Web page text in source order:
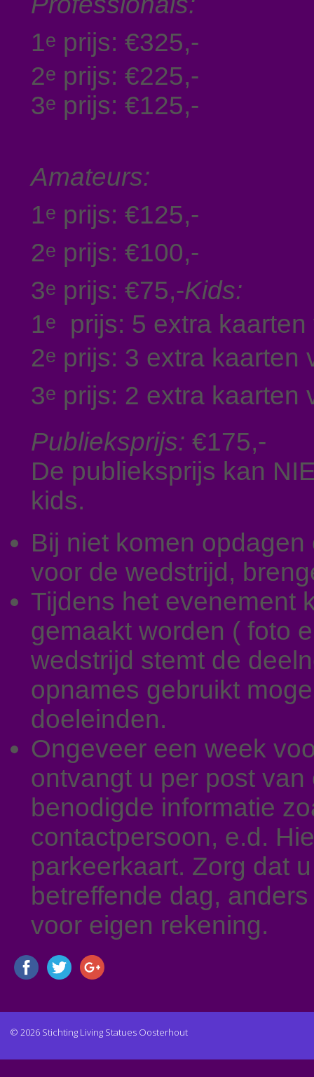
1e prijs: €325,-
2e prijs: €225,-
3e prijs: €125,-
Amateurs:
1e prijs: €125,-
2e prijs: €100,-
3e prijs: €75,-Kids:
1e
prijs: 5 extra
2e prijs: 3 extra kaarten
3e prijs: 2 extra kaarten
Publieksprijs: €175,-
De publieksprijs kan
kids.
Bij niet komen
voor de wedstrijd,
Tijdens het evenement
gemaakt worden ( foto
wedstrijd stemt de
opnames gebruikt
doeleinden.
Ongeveer een week
ontvangt u per post
benodigde informatie
contactpersoon, e.d.
parkeerkaart. Zorg dat
betreffende dag,
voor eigen rekening.
© 2026 Stichting Living Statues Oosterhout